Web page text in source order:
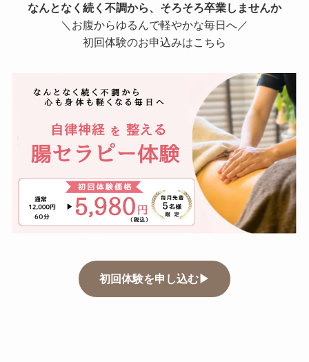
なんとなく続く不調から、そろそろ卒業しませんか
＼お腹からゆるんで軽やかな毎日へ／
初回体験のお申込みはこちら
初回体験を申し込む▶